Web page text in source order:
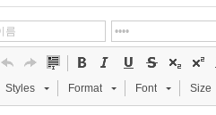
Styles Format Font Size